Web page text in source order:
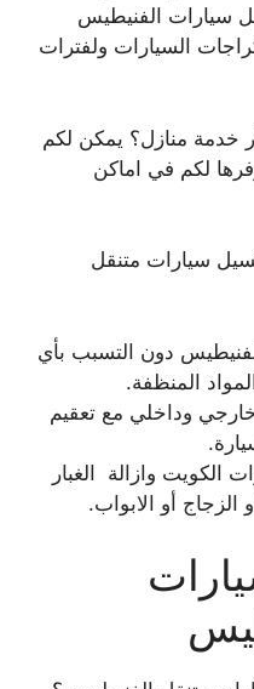
سيارات الفنيطيس
السيارات ولفترات
خدمة منازل؟ يمكن لكم
لكم في اماكن
سيارات متنقل
دون التسبب بأي
المنظفة.
وداخلي مع تعقيم
الكويت وازالة الغبار
أو الابواب.